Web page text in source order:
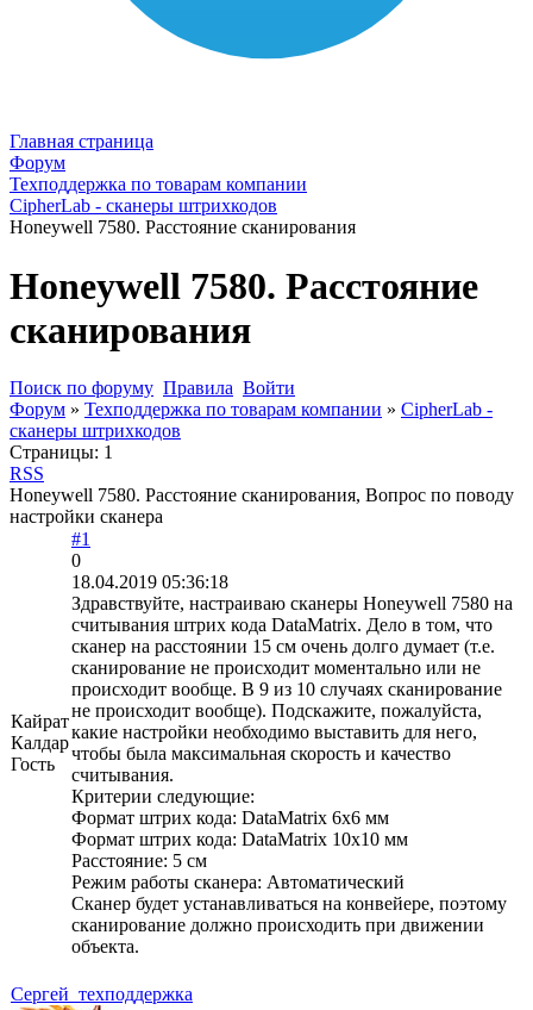
Главная страница
Форум
Техподдержка по товарам компании
CipherLab - сканеры штрихкодов
Honeywell 7580. Расстояние сканирования
Honeywell 7580. Расстояние
сканирования
Поиск по форуму Правила Войти
Форум » Техподдержка по товарам компании » CipherLab -
сканеры штрихкодов
Страницы: 1
RSS
Honeywell 7580. Расстояние сканирования, Вопрос по поводу
настройки сканера
Кайрат
Калдар
Гость
#1
0
18.04.2019 05:36:18
Здравствуйте, настраиваю сканеры Honeywell 7580 на
считывания штрих кода DataMatrix. Дело в том, что
сканер на расстоянии 15 см очень долго думает (т.е.
сканирование не происходит моментально или не
происходит вообще. В 9 из 10 случаях сканирование
не происходит вообще). Подскажите, пожалуйста,
какие настройки необходимо выставить для него,
чтобы была максимальная скорость и качество
считывания.
Критерии следующие:
Формат штрих кода: DataMatrix 6x6 мм
Формат штрих кода: DataMatrix 10x10 мм
Расстояние: 5 см
Режим работы сканера: Автоматический
Сканер будет устанавливаться на конвейере, поэтому
сканирование должно происходить при движении
объекта.
Сергей_техподдержка